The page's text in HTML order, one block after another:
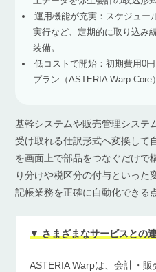
運用機能が充実：スケジュー
実行など、定期的に取り込み
装備。
低コストで開始：初期費用0
プラン（ASTERIA Warp Core
基幹システムや販売管理システ
受け取れる仕訳形式へ変換して
を画面上で部品をつなぐだけで
り分けや税区分の付与といった
記帳業務を正確に自動化できる
▼ さまざまなサービスとの
ASTERIA Warpは、会計・